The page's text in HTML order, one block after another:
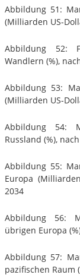
Abbildung 51:
(Milliarden US-
Abbildung 52:
Wandlern (%),
Abbildung 53:
(Milliarden US-
Abbildung 54:
Russland (%),
Abbildung 55:
Europa
2034
Abbildung 56:
übrigen Europa
Abbildung 57:
pazifischen Raum